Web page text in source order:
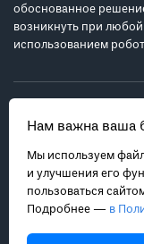
Нам важна ваша
Мы используем
и улучшения его
пользоваться
Подробнее — в
обоснованное
возникнуть при
использованием
Политика обработки
Соглашение с
Карта сайта